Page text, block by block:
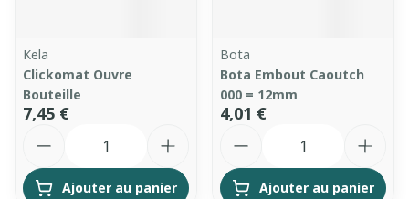
Kela
Clickomat Ouvre
Bouteille
7,45 €
Ajouter au panier
Bota
Bota Embout Caoutch
000 = 12mm
4,01 €
Ajouter au panier